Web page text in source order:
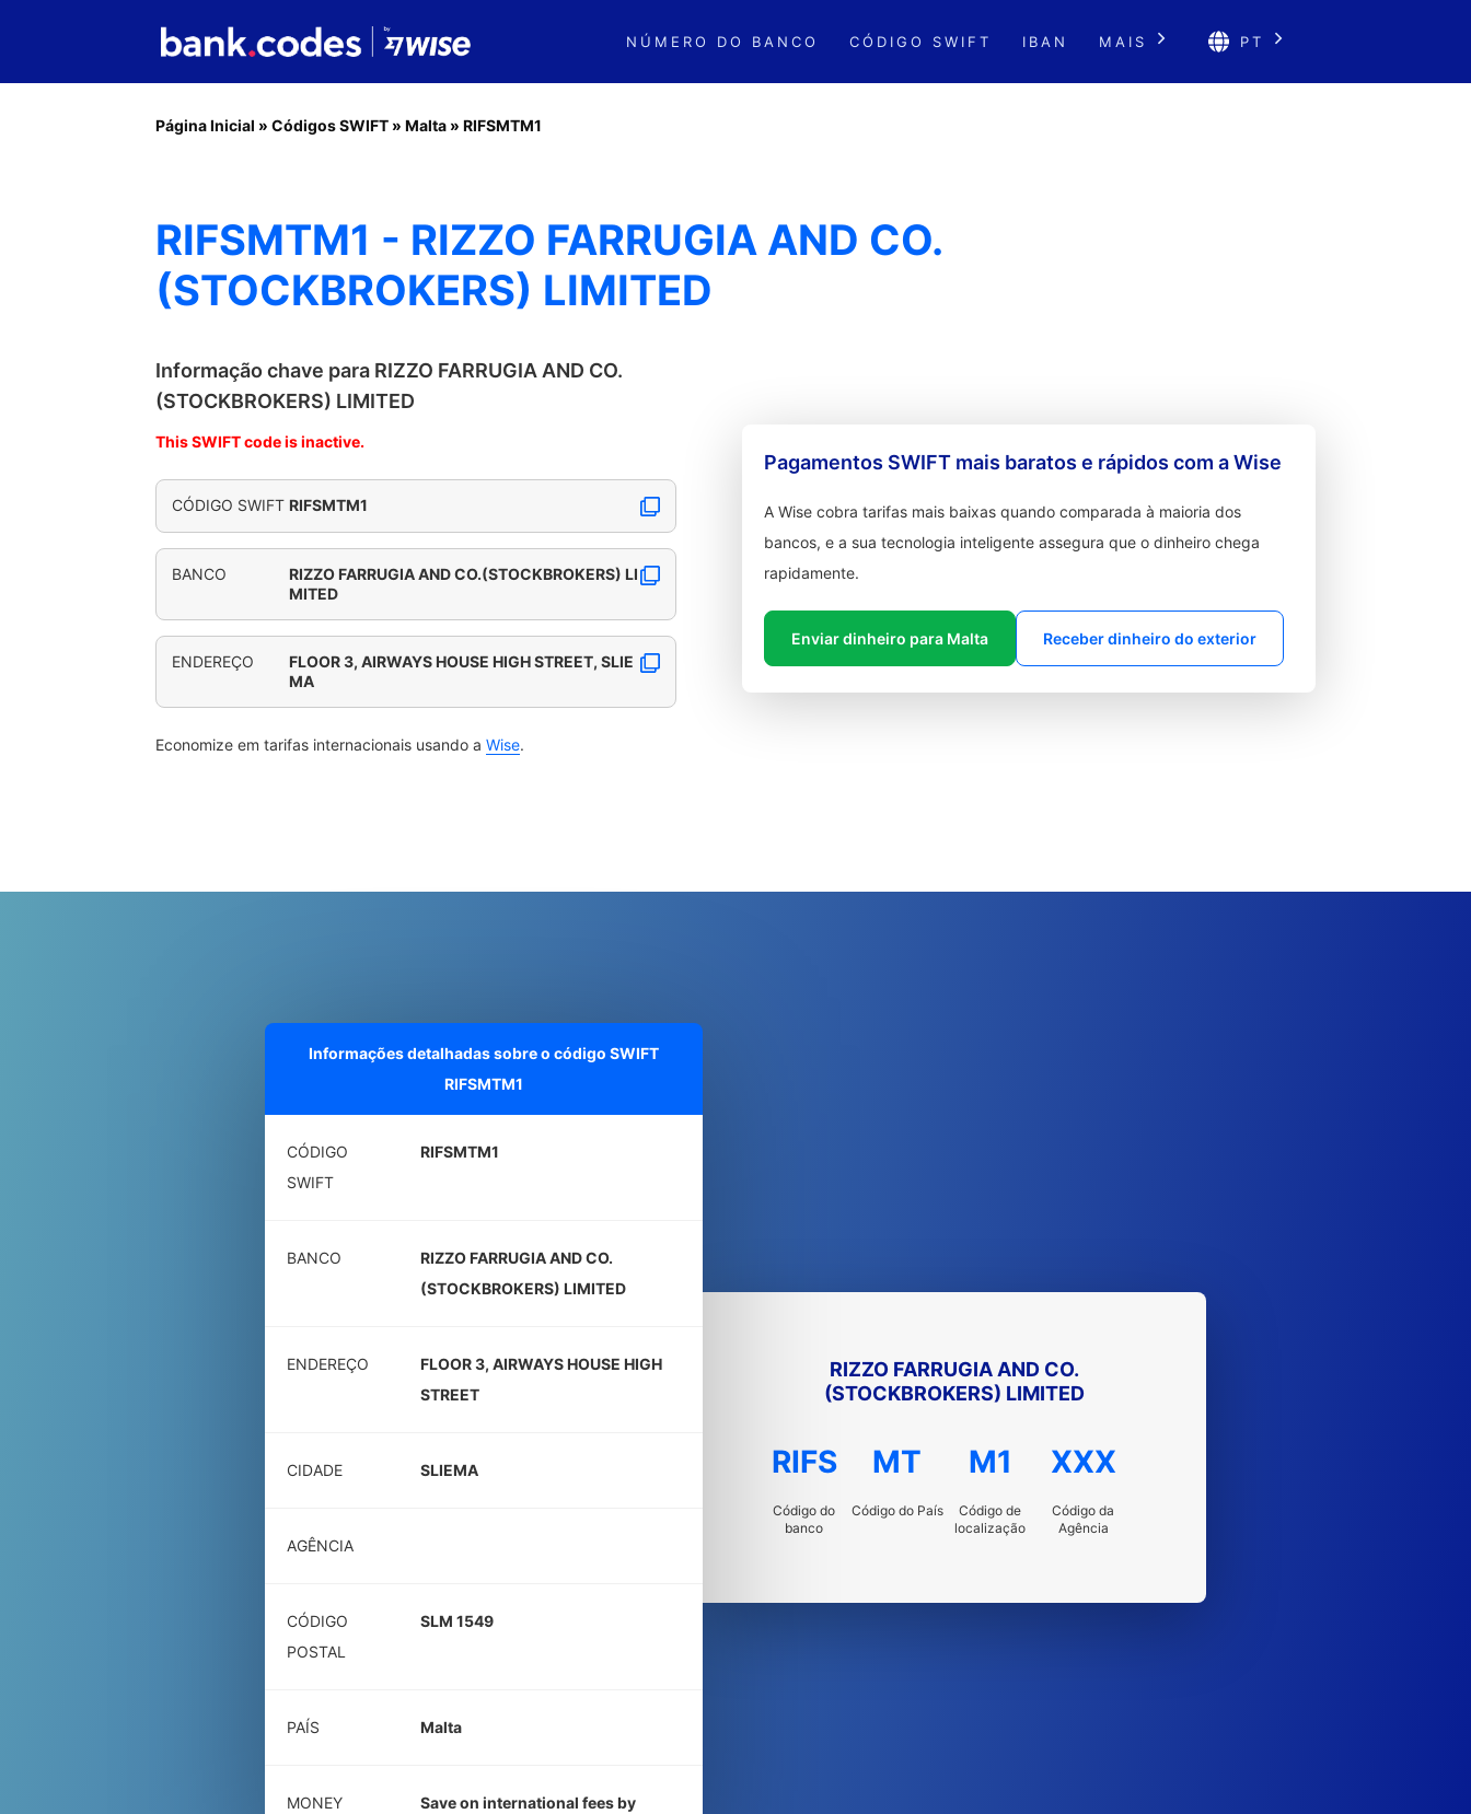
NÚMERO DO BANCO CÓDIGO SWIFT IBAN MAIS PT
Página Inicial » Códigos SWIFT » Malta » RIFSMTM1
RIFSMTM1 - RIZZO FARRUGIA AND CO.
(STOCKBROKERS) LIMITED
Informação chave para RIZZO FARRUGIA AND CO.
(STOCKBROKERS) LIMITED
This SWIFT code is inactive.
CÓDIGO SWIFT RIFSMTM1
BANCO
RIZZO FARRUGIA AND CO.(STOCKBROKERS) LI
MITED
ENDEREÇO
FLOOR 3, AIRWAYS HOUSE HIGH STREET, SLIE
MA
Economize em tarifas internacionais usando a Wise.
Pagamentos SWIFT mais baratos e rápidos com a Wise
A Wise cobra tarifas mais baixas quando comparada à maioria dos
bancos, e a sua tecnologia inteligente assegura que o dinheiro chega
rapidamente.
Enviar dinheiro para Malta Receber dinheiro do exterior
Informações detalhadas sobre o código SWIFT
RIFSMTM1
CÓDIGO
SWIFT
RIFSMTM1
BANCO
RIZZO FARRUGIA AND CO.
(STOCKBROKERS) LIMITED
ENDEREÇO
FLOOR 3, AIRWAYS HOUSE HIGH
STREET
CIDADE SLIEMA
AGÊNCIA
CÓDIGO
POSTAL
SLM 1549
PAÍS Malta
MONEY
Save on international fees by
RIZZO FARRUGIA AND CO.
(STOCKBROKERS) LIMITED
RIFS
Código do
banco
MT
Código do País
M1
Código de
localização
XXX
Código da
Agência